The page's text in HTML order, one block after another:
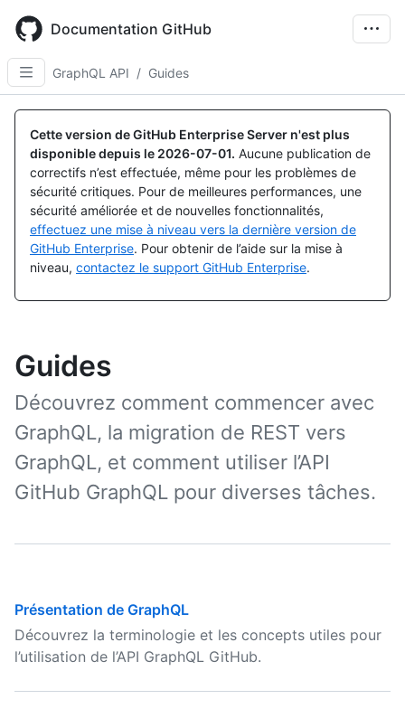
main
content
Documentation GitHub
GraphQL API / Guides
Cette version de GitHub Enterprise Server n'est plus
disponible depuis le 2026-07-01. Aucune publication de
correctifs n’est effectuée, même pour les problèmes de
sécurité critiques. Pour de meilleures performances, une
sécurité améliorée et de nouvelles fonctionnalités,
effectuez une mise à niveau vers la dernière version de
GitHub Enterprise. Pour obtenir de l’aide sur la mise à
niveau, contactez le support GitHub Enterprise.
Guides
Découvrez comment commencer avec
GraphQL, la migration de REST vers
GraphQL, et comment utiliser l’API
GitHub GraphQL pour diverses tâches.
Présentation de GraphQL
Découvrez la terminologie et les concepts utiles pour
l’utilisation de l’API GraphQL GitHub.